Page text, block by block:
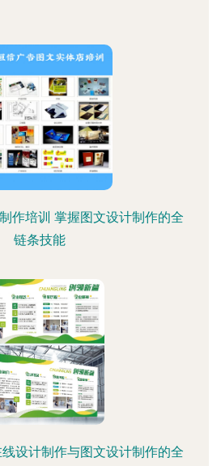
作培训 掌握图文设计制作的全
链条技能
设计制作与图文设计制作的全